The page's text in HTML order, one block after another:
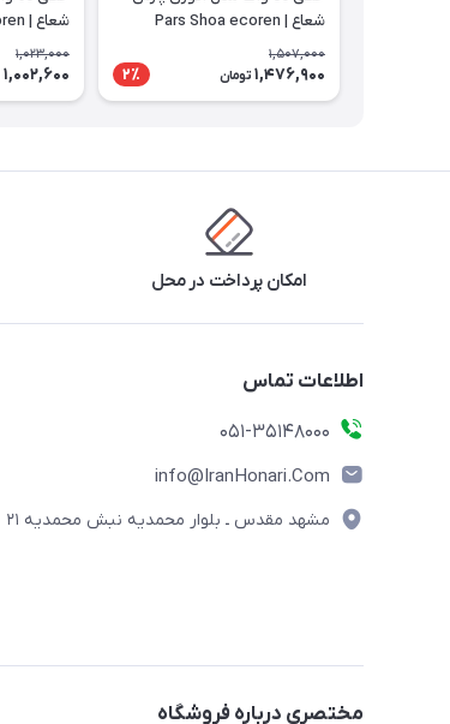
شعاع | Pars Shoa ecoren
1,507,000
1,476,900 تومان 2٪
شعاع | Pars Shoa ecoren
1,023,000
1,002,600
امکان پرداخت در محل
اطلاعات تماس
۰۵۱-۳۵۱۴۸۰۰۰
info@IranHonari.Com
مشهد مقدس ـ بلوار محمدیه نبش محمدیه ۲۱
مختصری درباره فروشگاه